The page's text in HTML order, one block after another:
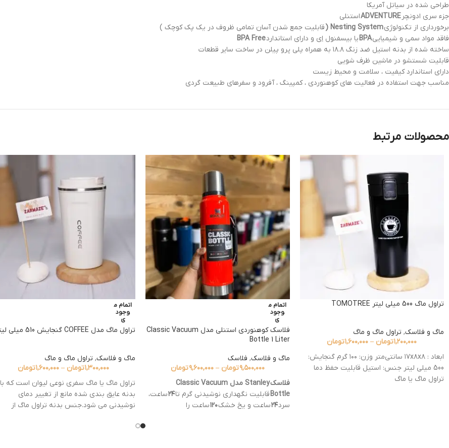
طراحی شده در سیاتل آمریکا
جزء سری ادونچرADVENTUREاستنلی
برخورداری از تکنولوژیNesting System (
قابلیت جمع شدن آسان تمامی ظروف در یک پک کوچک )
فاقد مواد سمی و شیمیاییBPAیا بیسفنول اِی و دارای استانداردBPA Free
ساخته شده از بدنه استیل ضد زنگ ۱۸.۸ به همراه پلی پرو پیلن در ساخت سایر قطعات
قابلیت شستشو در ماشین ظرف شویی
دارای استاندارد کیفیت ، سلامت و محیط زیست
مناسب جهت استفاده در فعالیت های کوهنوردی ، کمپینگ ، آفرود و سفرهای طبیعت گردی
محصولات مرتبط
تراول ماگ 500 میلی لیتر TOMOTREE
ماگ و فلاسک, تراول ماگ و ماگ
۱,۲۰۰,۰۰۰تومان – ۱,۶۰۰,۰۰۰تومان
ابعاد : ۱۷x۸x۸ سانتی‌متر وزن: ۱۰۰ گرم گنجایش:
500 میلی لیتر جنس: استیل قابلیت حفظ دما
تراول ماگ یا ماگ
اتمام م
وجود
ی
فلاسک کوهنوردی استنلی مدل Classic Vacuum
Bottle 1 Liter
ماگ و فلاسک, فلاسک
۹,۵۰۰,۰۰۰تومان – ۹,۶۰۰,۰۰۰تومان
فلاسک Stanley مدل Classic Vacuum
Bottleقابلیت نگهداری نوشیدنی گرم تا۲۴ساعت،
سرد۲۴ساعت و یخ خشک۱۲۰ساعت را
اتمام م
وجود
ی
تراول ماگ مدل COFFEE گنجایش 510 میلی لیتر
ماگ و فلاسک, تراول ماگ و ماگ
۱,۳۰۰,۰۰۰تومان – ۱,۶۰۰,۰۰۰تومان
تراول ماگ یا ماگ سفری نوعی لیوان است که با
بدنه عایق بندی شده مانع از تغییر دمای
نوشیدنی می شود.جنس بدنه تراول ماگ از